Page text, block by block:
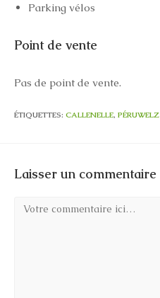
Parking vélos
Point de vente
Pas de point de vente.
ÉTIQUETTES: CALLENELLE, PÉRUWELZ
Laisser un commentaire
Comment